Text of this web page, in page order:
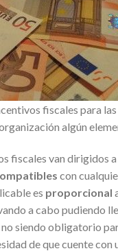
fiscales para
algún
fiscales van dirigidos a
con
es proporcional
a cabo pudiendo
siendo obligatorio
de que cuente con